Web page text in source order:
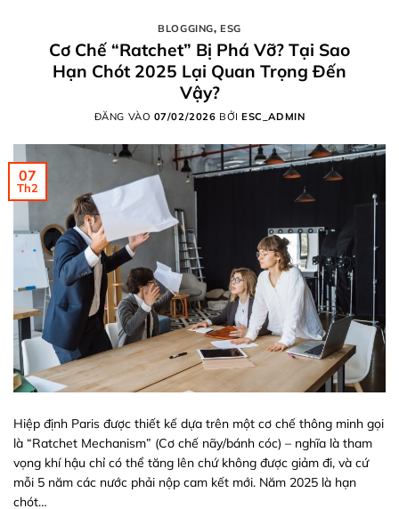
BLOGGING, ESG
Cơ Chế “Ratchet” Bị Phá Vỡ? Tại Sao
Hạn Chót 2025 Lại Quan Trọng Đến
Vậy?
ĐĂNG VÀO 07/02/2026 BỞIESC_ADMIN
07
Th2
Hiệp định Paris được thiết kế dựa trên một cơ chế thông minh gọi
là “Ratchet Mechanism” (Cơ chế nãy/bánh cóc) – nghĩa là tham
vọng khí hậu chỉ có thể tăng lên chứ không được giảm đi, và cứ
mỗi 5 năm các nước phải nộp cam kết mới. Năm 2025 là hạn
chót…